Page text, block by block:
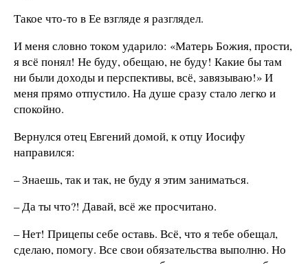
Такое что-то в Ее взгляде я разглядел.
И меня словно током ударило: «Матерь Божия, прости,
я всё понял! Не буду, обещаю, не буду! Какие бы там
ни были доходы и перспективы, всё, завязываю!» И
меня прямо отпустило. На душе сразу стало легко и
спокойно.
Вернулся отец Евгений домой, к отцу Иосифу
направился:
– Знаешь, так и так, не буду я этим заниматься.
– Да ты что?! Давай, всё же просчитано.
– Нет! Прицепы себе оставь. Всё, что я тебе обещал,
сделаю, помогу. Все свои обязательства выполню. Но